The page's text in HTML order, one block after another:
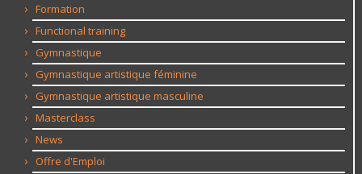
Formation
Functional training
Gymnastique
Gymnastique artistique féminine
Gymnastique artistique masculine
Masterclass
News
Offre d'Emploi